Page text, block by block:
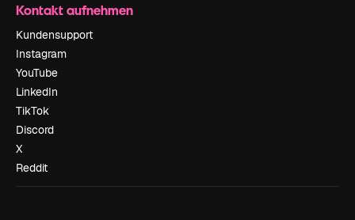
Kontakt aufnehmen
Kundensupport
Instagram
YouTube
LinkedIn
TikTok
Discord
X
Reddit